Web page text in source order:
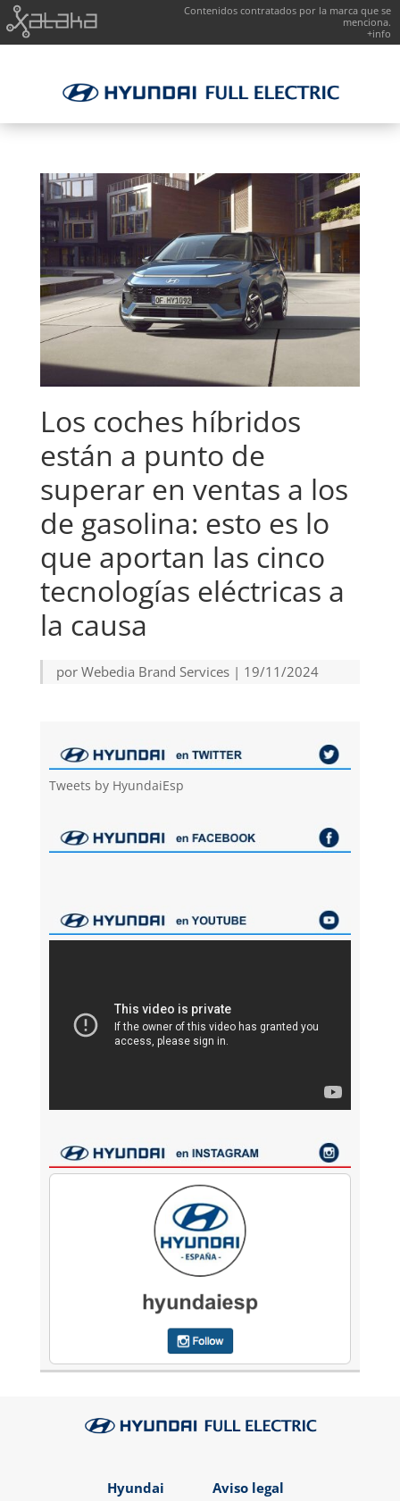
Contenidos contratados por la marca que se
menciona.
+info
Los coches híbridos
están a punto de
superar en ventas a los
de gasolina: esto es lo
que aportan las cinco
tecnologías eléctricas a
la causa
por Webedia Brand Services| 19/11/2024
Tweets by HyundaiEsp
Hyundai
Aviso legal